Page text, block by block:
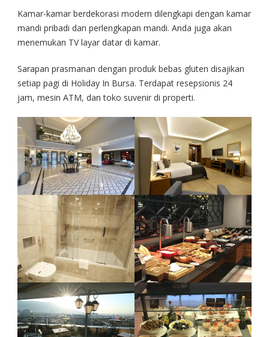
Kamar-kamar berdekorasi modern dilengkapi dengan kamar
mandi pribadi dan perlengkapan mandi. Anda juga akan
menemukan TV layar datar di kamar.
Sarapan prasmanan dengan produk bebas gluten disajikan
setiap pagi di Holiday In Bursa. Terdapat resepsionis 24
jam, mesin ATM, dan toko suvenir di properti.